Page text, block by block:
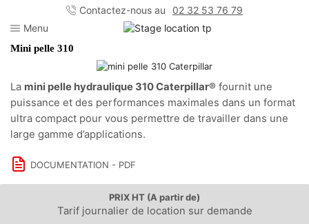
Contactez-nous au
02 32 53 76 79
Menu
Mini pelle 310
La mini pelle hydraulique 310 Caterpillar® fournit une
puissance et des performances maximales dans un format
ultra compact pour vous permettre de travailler dans une
large gamme d’applications.
DOCUMENTATION - PDF
PRIX HT (A partir de)
Tarif journalier de location sur demande